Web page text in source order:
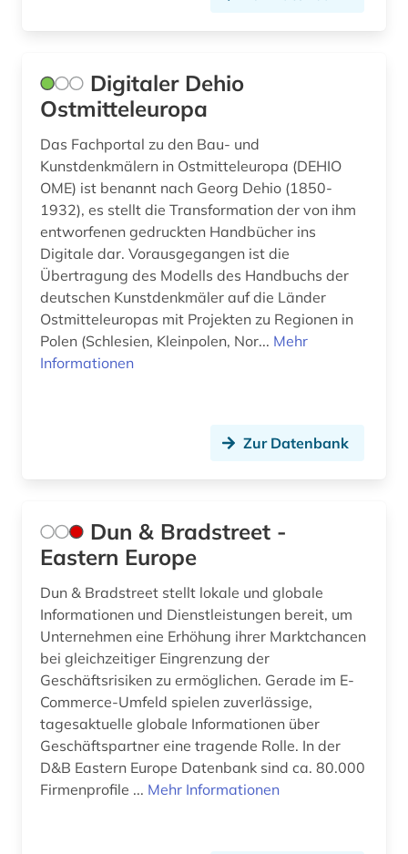
Digitaler Dehio
Ostmitteleuropa
Das Fachportal zu den Bau- und
Kunstdenkmälern in Ostmitteleuropa (DEHIO
OME) ist benannt nach Georg Dehio (1850-
1932), es stellt die Transformation der von ihm
entworfenen gedruckten Handbücher ins
Digitale dar. Vorausgegangen ist die
Übertragung des Modells des Handbuchs der
deutschen Kunstdenkmäler auf die Länder
Ostmitteleuropas mit Projekten zu Regionen in
Polen (Schlesien, Kleinpolen, Nor... Mehr
Informationen
Zur Datenbank
Dun & Bradstreet -
Eastern Europe
Dun & Bradstreet stellt lokale und globale
Informationen und Dienstleistungen bereit, um
Unternehmen eine Erhöhung ihrer Marktchancen
bei gleichzeitiger Eingrenzung der
Geschäftsrisiken zu ermöglichen. Gerade im E-
Commerce-Umfeld spielen zuverlässige,
tagesaktuelle globale Informationen über
Geschäftspartner eine tragende Rolle. In der
D&B Eastern Europe Datenbank sind ca. 80.000
Firmenprofile ... Mehr Informationen